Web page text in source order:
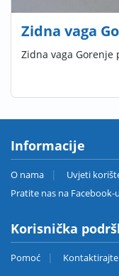
Zidna vaga
Zidna vaga Gorenje
Informacije
O nama Uvjeti
Pratite nas na Facebook-u
Korisnička
Pomoć